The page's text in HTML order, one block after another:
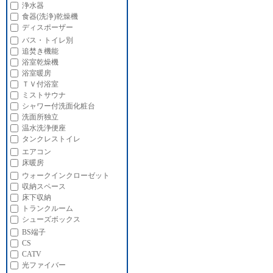
浄水器
食器(洗浄)乾燥機
ディスポーザー
バス・トイレ別
追焚き機能
浴室乾燥機
浴室暖房
ＴＶ付浴室
ミストサウナ
シャワー付洗面化粧台
洗面所独立
温水洗浄便座
タンクレストイレ
エアコン
床暖房
ウォークインクローゼット
収納スペース
床下収納
トランクルーム
シューズボックス
BS端子
CS
CATV
光ファイバー